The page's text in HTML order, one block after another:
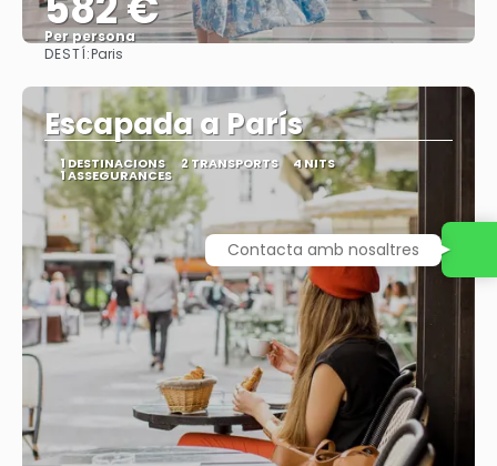
Per persona
DESTÍ:Paris
Escapada a París
1 DESTINACIONS 2 TRANSPORTS 4 NITS
1 ASSEGURANCES
Contacta amb nosaltres